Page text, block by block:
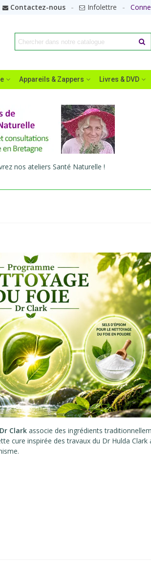
Contactez-nous Infolettre
Appareils & Zappers Livres & DVD
nos ateliers Santé Naturelle !
Clark associe des ingrédients
cure inspirée des travaux du Dr Hulda